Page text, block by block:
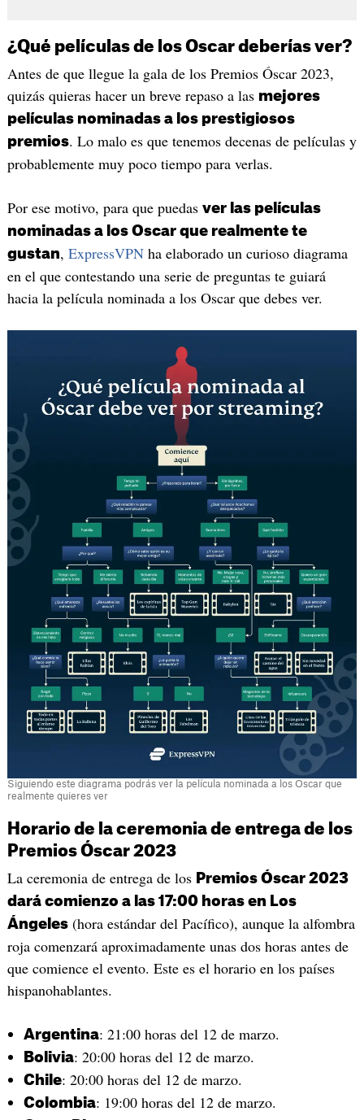
¿Qué películas de los Oscar deberías ver?
Antes de que llegue la gala de los Premios Óscar 2023,
quizás quieras hacer un breve repaso a las mejores
películas nominadas a los prestigiosos
premios. Lo malo es que tenemos decenas de películas y
probablemente muy poco tiempo para verlas.
Por ese motivo, para que puedas ver las películas
nominadas a los Oscar que realmente te
gustan, ExpressVPNha elaborado un curioso diagrama
en el que contestando una serie de preguntas te guiará
hacia la película nominada a los Oscar que debes ver.
Siguiendo este diagrama podrás ver la película nominada a los Oscar que
realmente quieres ver
Horario de la ceremonia de entrega de los
Premios Óscar 2023
La ceremonia de entrega de los Premios Óscar 2023
dará comienzo a las 17:00 horas en Los
Ángeles(hora estándar del Pacífico), aunque la alfombra
roja comenzará aproximadamente unas dos horas antes de
que comience el evento. Este es el horario en los países
hispanohablantes.
Argentina: 21:00 horas del 12 de marzo.
Bolivia: 20:00 horas del 12 de marzo.
Chile: 20:00 horas del 12 de marzo.
Colombia: 19:00 horas del 12 de marzo.